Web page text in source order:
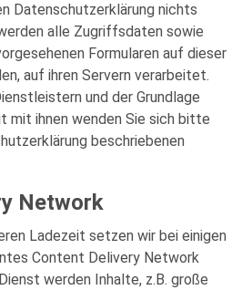
Datenschutzerklärung nichts
alle Zugriffsdaten sowie
Formularen auf dieser
auf ihren Servern verarbeitet.
und der Grundlage
mit ihnen wenden Sie sich bitte
beschriebenen
Network
Ladezeit setzen wir bei einigen
Content Delivery Network
werden Inhalte, z.B. große